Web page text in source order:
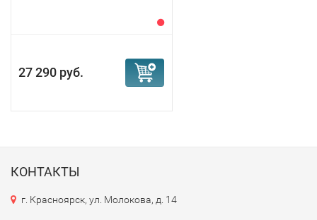
27 290 руб.
КОНТАКТЫ
г. Красноярск, ул. Молокова, д. 14